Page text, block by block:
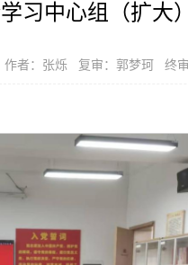
习中心组（扩大
者：张烁 复审：郭梦珂 终